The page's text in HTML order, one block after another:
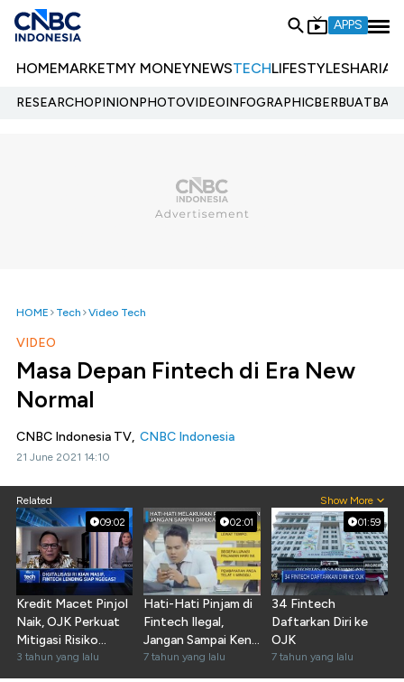
APPS
HOMEMARKETMY MONEYNEWSTECHLIFESTYLESHARIA
RESEARCHOPINIONPHOTOVIDEOINFOGRAPHIC
HOME Tech Video Tech
VIDEO
Masa Depan Fintech di Era New
Normal
CNBC Indonesia TV, CNBC Indonesia
21 June 2021 14:10
Related Show More
09:02
Kredit Macet Pinjol
Naik, OJK Perkuat
Mitigasi Risiko
Fintech
3 tahun yang lalu
02:01
Hati-Hati Pinjam di
Fintech Ilegal,
Jangan Sampai Kena
Pecat
7 tahun yang lalu
01:59
34 Fintech
Daftarkan Diri ke
OJK
7 tahun yang lalu